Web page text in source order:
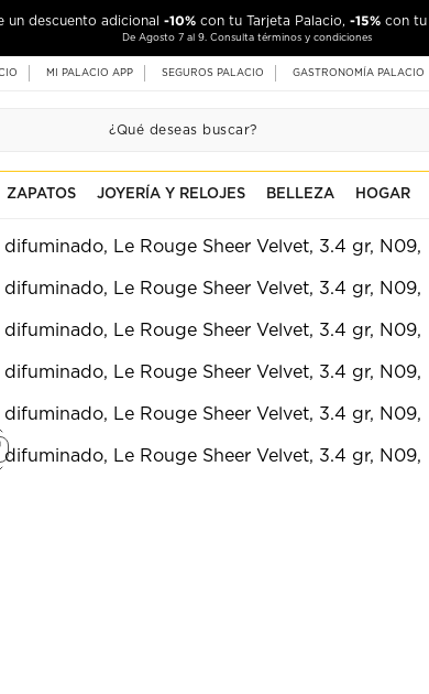
un descuento adicional -10% con tu Tarjeta Palacio, -15% con tu
De Agosto 7 al 9. Consulta términos y condiciones
MI PALACIO APP SEGUROS PALACIO GASTRONOMÍA PALACIO
ZAPATOS JOYERÍA Y RELOJES BELLEZA HOGAR